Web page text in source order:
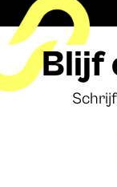
Blijf